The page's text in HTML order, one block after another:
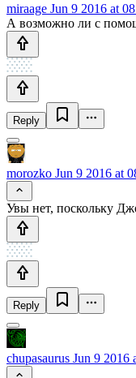
miraage Jun 9 2016 at
А возможно ли с
Reply
morozko Jun 9 2016 at
Увы нет, поскольку
Reply
chupasaurus Jun 9 2016